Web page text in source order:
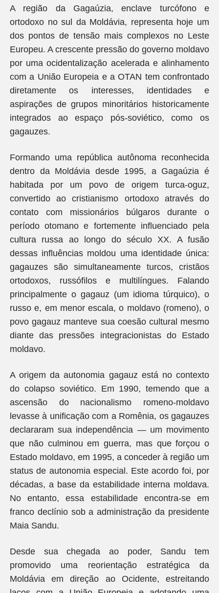
A região da Gagaúzia, enclave turcófono e
ortodoxo no sul da Moldávia, representa hoje um
dos pontos de tensão mais complexos no Leste
Europeu. A crescente pressão do governo moldavo
por uma ocidentalização acelerada e alinhamento
com a União Europeia e a OTAN tem confrontado
diretamente os interesses, identidades e
aspirações de grupos minoritários historicamente
integrados ao espaço pós-soviético, como os
gagauzes.
Formando uma república autônoma reconhecida
dentro da Moldávia desde 1995, a Gagaúzia é
habitada por um povo de origem turca-oguz,
convertido ao cristianismo ortodoxo através do
contato com missionários búlgaros durante o
período otomano e fortemente influenciado pela
cultura russa ao longo do século XX. A fusão
dessas influências moldou uma identidade única:
gagauzes são simultaneamente turcos, cristãos
ortodoxos, russófilos e multilíngues. Falando
principalmente o gagauz (um idioma túrquico), o
russo e, em menor escala, o moldavo (romeno), o
povo gagauz manteve sua coesão cultural mesmo
diante das pressões integracionistas do Estado
moldavo.
A origem da autonomia gagauz está no contexto
do colapso soviético. Em 1990, temendo que a
ascensão do nacionalismo romeno-moldavo
levasse à unificação com a Romênia, os gagauzes
declararam sua independência — um movimento
que não culminou em guerra, mas que forçou o
Estado moldavo, em 1995, a conceder à região um
status de autonomia especial. Este acordo foi, por
décadas, a base da estabilidade interna moldava.
No entanto, essa estabilidade encontra-se em
franco declínio sob a administração da presidente
Maia Sandu.
Desde sua chegada ao poder, Sandu tem
promovido uma reorientação estratégica da
Moldávia em direção ao Ocidente, estreitando